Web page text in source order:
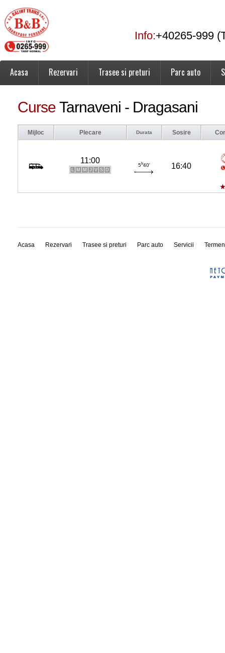
Info:+40265-999
Acasa Rezervari Trasee si preturi Parc auto
Curse Tarnaveni - Dragasani
Mijloc Plecare Durata Sosire
11:00
L M M J V S D
5h40' 16:40
Acasa Rezervari Trasee si preturi Parc auto Servicii